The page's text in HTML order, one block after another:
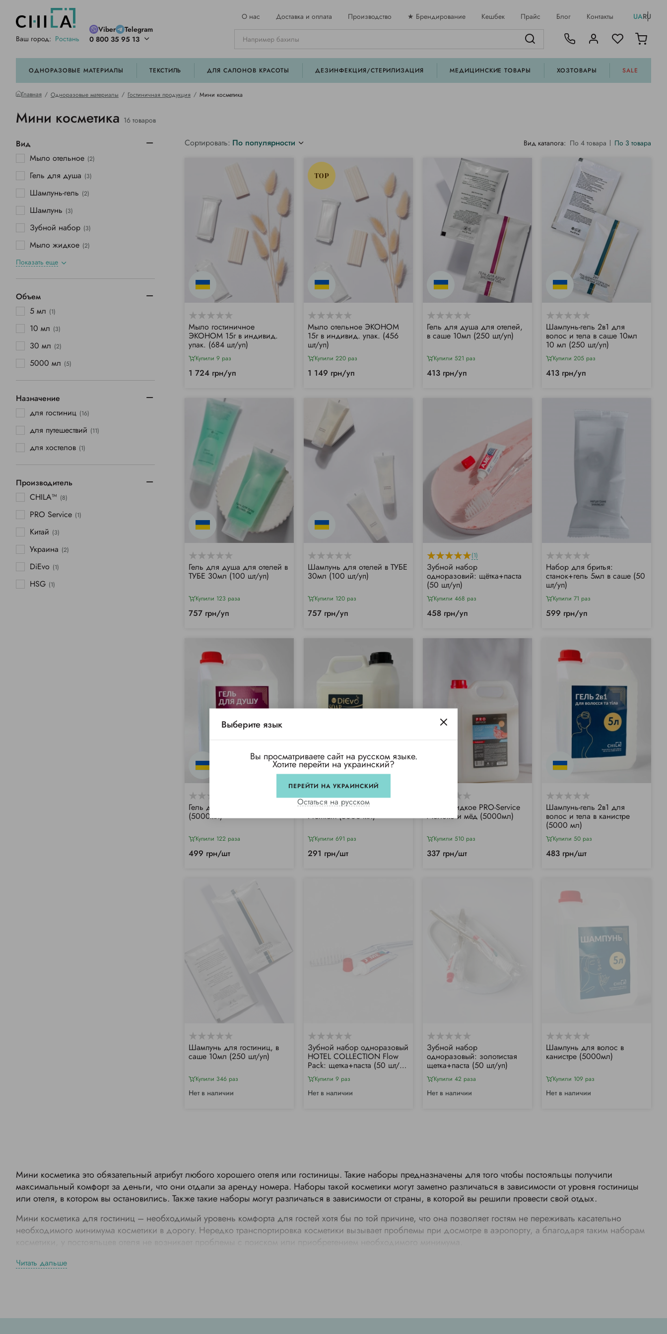
Ваш город: Ростань
Viber
Telegram
0 800 35 95 13
О нас Доставка и оплата Производство ★ Брендирование Кешбек Прайс Блог Контакты UARU
ОДНОРАЗОВЫЕ МАТЕРИАЛЫ ТЕКСТИЛЬ ДЛЯ САЛОНОВ КРАСОТЫ ДЕЗИНФЕКЦИЯ/СТЕРИЛИЗАЦИЯ МЕДИЦИНСКИЕ ТОВАРЫ ХОЗТОВАРЫ SALE
Главная Одноразовые материалы Гостиничная продукция Мини косметика
Мини косметика 16 товаров
Вид
Мыло отельное (2)
Гель для душа (3)
Шампунь-гель (2)
Шампунь (3)
Зубной набор (3)
Мыло жидкое (2)
Показать еще
Объем
5 мл (1)
10 мл (3)
30 мл (2)
5000 мл (5)
Назначение
для гостиниц (16)
для путешествий (11)
для хостелов (1)
Производитель
CHILA™ (8)
PRO Service (1)
Китай (3)
Украина (2)
DiЕvo (1)
HSG (1)
Сортировать: По популярности Вид каталога: По 4 товара По 3 товара
Мыло гостиничное
ЭКОНОМ 15г в индивид.
упак. (684 шт/уп)
Купили 9 раз
1 724 грн/уп
TOP
Мыло отельное ЭКОНОМ
15г в индивид. упак. (456
шт/уп)
Купили 220 раз
1 149 грн/уп
Гель для душа для отелей,
в саше 10мл (250 шт/уп)
Купили 521 раз
413 грн/уп
Шампунь-гель 2в1 для
волос и тела в саше 10мл
10 мл (250 шт/уп)
Купили 205 раз
413 грн/уп
Гель для душа для отелей в
ТУБЕ 30мл (100 шт/уп)
Купили 123 раза
757 грн/уп
Шампунь для отелей в ТУБЕ
30мл (100 шт/уп)
Купили 120 раз
757 грн/уп
(1)
Зубной набор
одноразовий: щётка+паста
(50 шт/уп)
Купили 468 раз
458 грн/уп
Набор для бритья:
станок+гель 5мл в саше (50
шт/уп)
Купили 71 раз
599 грн/уп
Гель для душа в канистре
(5000мл)
Купили 122 раза
499 грн/шт
(1)
Крем-мыло "Молоко и мед"
Premium (5000 мл)
Купили 691 раз
291 грн/шт
Мыло жидкое PRO-Service
Молоко и мёд (5000мл)
Купили 510 раз
337 грн/шт
Шампунь-гель 2в1 для
волос и тела в канистре
(5000 мл)
Купили 50 раз
483 грн/шт
Шампунь для гостиниц, в
саше 10мл (250 шт/уп)
Купили 346 раз
Нет в наличии
Зубной набор одноразовый
HOTEL COLLECTION Flow
Pack: щетка+паста (50 шт/
уп)Купили 9 раз
Нет в наличии
Зубной набор
одноразовый: золотистая
щетка+паста (50 шт/уп)
Купили 42 раза
Нет в наличии
Шампунь для волос в
канистре (5000мл)
Купили 109 раз
Нет в наличии
Мини косметика это обязательный атрибут любого хорошего отеля или гостиницы. Такие наборы предназначены для того чтобы постояльцы получили
максимальный комфорт за деньги, что они отдали за аренду номера. Наборы такой косметики могут заметно различаться в зависимости от уровня гостиницы
или отеля, в котором вы остановились. Также такие наборы могут различаться в зависимости от страны, в которой вы решили провести свой отдых.
Мини косметика для гостиниц – необходимый уровень комфорта для гостей хотя бы по той причине, что она позволяет гостям не переживать касательно
необходимого минимума косметики в дорогу. Нередко транспортировка косметики вызывает проблемы при досмотре в аэропорту, а благодаря таким наборам
косметики, у постояльцев отеля не возникает проблемы с поиском или приобретением необходимого минимума.
Что входит в набор мини косметики в отелях и гостиницах
чего состоит набор мини косметики в отелях и гостиницах чаще всего, то перечень входящих в него косметических средств выглядит следующим образом:
Читать дальше
Выберите язык
Вы просматриваете сайт на русском языке.
Хотите перейти на украинский?
ПЕРЕЙТИ НА УКРАИНСКИЙ
Остаться на русском